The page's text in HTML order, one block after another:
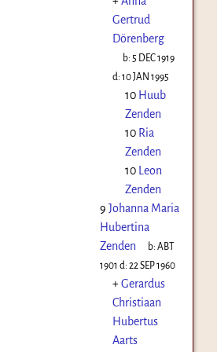
Gertrud
Dörenberg
b: 5 DEC 1919
d: 10 JAN 1995
10 Huub
Zenden
10 Ria
Zenden
10 Leon
Zenden
9 Johanna Maria
Hubertina
Zenden
b:ABT
1901 d: 22 SEP 1960
+Gerardus
Christiaan
Hubertus
Aarts